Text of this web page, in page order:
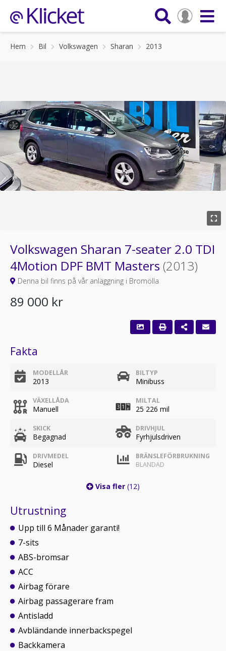
Hem Bil Volkswagen Sharan 2013
Volkswagen Sharan 7-seater 2.0 TDI
4Motion DPF BMT Masters (2013)
Denna bil finns på vår anläggning i Bromölla
89 000 kr
Fakta
MODELLÅR
2013
BILTYP
Minibuss
VÄXELLÅDA
Manuell
MILTAL
25 226 mil
SKICK
Begagnad
DRIVHJUL
Fyrhjulsdriven
DRIVMEDEL
Diesel
BRÄNSLEFÖRBRUKNING
BLANDAD
Visa fler (12)
Utrustning
Upp till 6 Månader garanti!
7-sits
ABS-bromsar
ACC
Airbag förare
Airbag passagerare fram
Antisladd
Avbländande innerbackspegel
Backkamera